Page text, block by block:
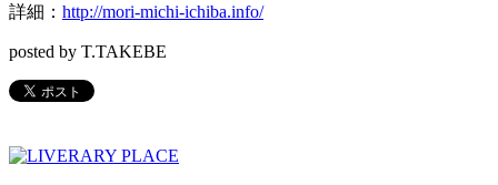
詳細： http://mori-michi-ichiba.info/
posted by T.TAKEBE